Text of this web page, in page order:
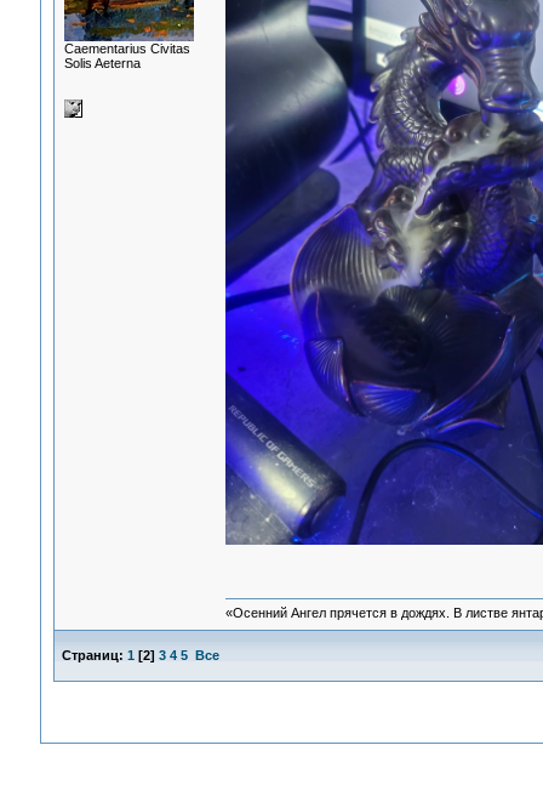
Сaementarius Civitas
Solis Aeterna
«Осенний Ангел прячется в дождях. В листве
Страниц: 1 [2] 3 4 5 Все